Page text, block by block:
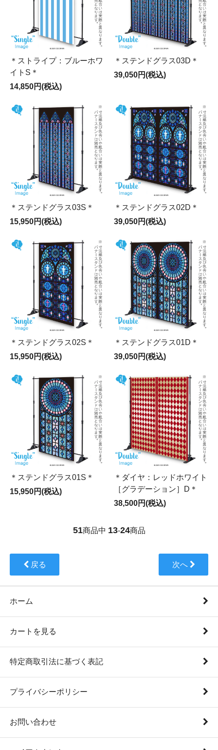
＊ストライプ：ブルーホワ
イトS＊
14,850円(税込)
＊ステンドグラス03D＊
39,050円(税込)
＊ステンドグラス03S＊
15,950円(税込)
＊ステンドグラス02D＊
39,050円(税込)
＊ステンドグラス02S＊
15,950円(税込)
＊ステンドグラス01D＊
39,050円(税込)
＊ステンドグラス01S＊
15,950円(税込)
＊ダイヤ：レッドホワイト
［グラデーション］D＊
38,500円(税込)
51商品中 13-24商品
戻る 次へ
ホーム
カートを見る
特定商取引法に基づく表記
プライバシーポリシー
お問い合わせ